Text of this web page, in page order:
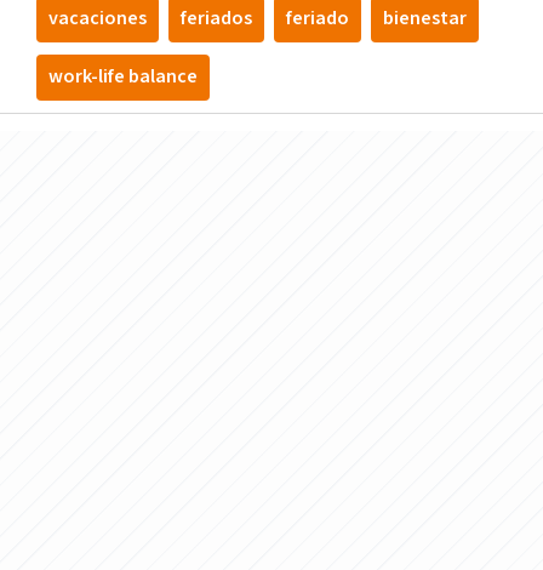
vacaciones feriados feriado bienestar
work-life balance